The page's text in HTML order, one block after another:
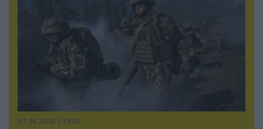
07.08.2026 | 19:02